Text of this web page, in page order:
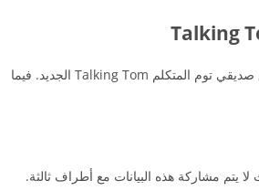
هناك العديد من الخصائص والمميزات التي تضمن الخصوصية والأمان في تطبيق صديقي توم المتكلم Talking Tom الجديد. فيما
مشاركة هذه البيانات مع أطراف ثالثة.